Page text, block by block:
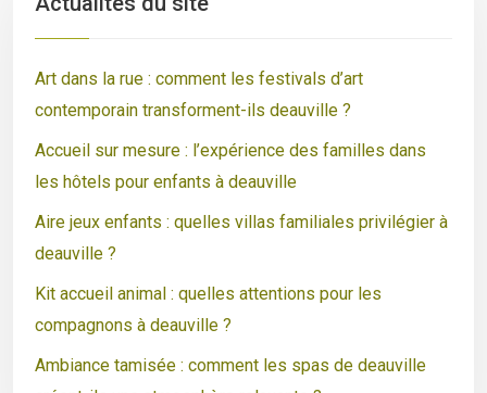
Art dans la rue : comment les festivals d’art
contemporain transforment-ils deauville ?
Accueil sur mesure : l’expérience des familles dans
les hôtels pour enfants à deauville
Aire jeux enfants : quelles villas familiales privilégier à
deauville ?
Kit accueil animal : quelles attentions pour les
compagnons à deauville ?
Ambiance tamisée : comment les spas de deauville